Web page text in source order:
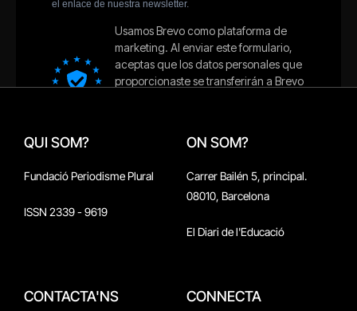
QUI SOM?
Fundació Periodisme Plural
ISSN 2339 - 9619
ON SOM?
Carrer Bailén 5, principal.
08010, Barcelona
El Diari de l'Educació
CONTACTA'NS CONNECTA